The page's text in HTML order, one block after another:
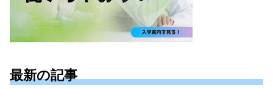
最新の記事